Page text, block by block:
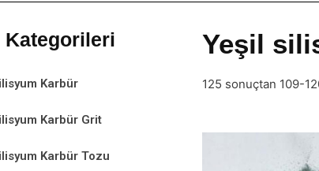
Kategorileri
Karbür
Karbür Grit
Karbür Tozu
Yeşil
125 sonuçtan 109-